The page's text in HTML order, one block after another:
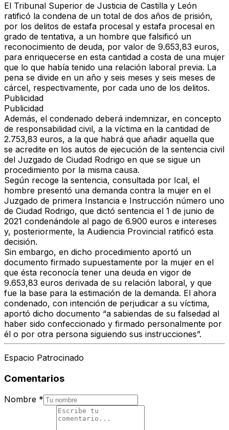
El Tribunal Superior de Justicia de Castilla y León
ratificó la condena de un total de dos años de prisión,
por los delitos de estafa procesal y estafa procesal en
grado de tentativa, a un hombre que falsificó un
reconocimiento de deuda, por valor de 9.653,83 euros,
para enriquecerse en esta cantidad a costa de una mujer
que lo que había tenido una relación laboral previa. La
pena se divide en un año y seis meses y seis meses de
cárcel, respectivamente, por cada uno de los delitos.
Publicidad
Publicidad
Además, el condenado deberá indemnizar, en concepto
de responsabilidad civil, a la víctima en la cantidad de
2.753,83 euros, a la que habrá que añadir aquella que
se acredite en los autos de ejecución de la sentencia civil
del Juzgado de Ciudad Rodrigo en que se sigue un
procedimiento por la misma causa.
Según recoge la sentencia, consultada por Ical, el
hombre presentó una demanda contra la mujer en el
Juzgado de primera Instancia e Instrucción número uno
de Ciudad Rodrigo, que dictó sentencia el 1 de junio de
2021 condenándole al pago de 6.900 euros e intereses
y, posteriormente, la Audiencia Provincial ratificó esta
decisión.
Sin embargo, en dicho procedimiento aportó un
documento firmado supuestamente por la mujer en el
que ésta reconocía tener una deuda en vigor de
9.653,83 euros derivada de su relación laboral, y que
fue la base para la estimación de la demanda. El ahora
condenado, con intención de perjudicar a su víctima,
aportó dicho documento “a sabiendas de su falsedad al
haber sido confeccionado y firmado personalmente por
él o por otra persona siguiendo sus instrucciones”.
Espacio Patrocinado
Comentarios
Nombre *